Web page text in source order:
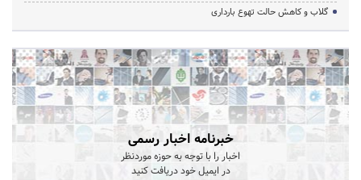
گلاب و کاهش حالت تهوع بارداری
خبرنامه اخبار رسمی
اخبار را با توجه به حوزه موردنظر
در ایمیل خود دریافت کنید